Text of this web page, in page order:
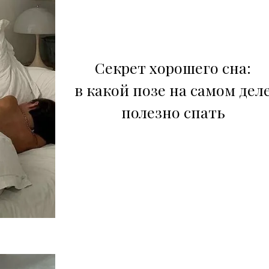
Секрет хорошего сна:
в какой позе на самом
полезно спать